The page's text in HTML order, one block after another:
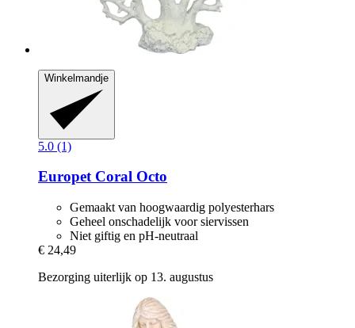
Winkelmandje
5.0 (1)
EuropetCoral Octo
Gemaakt van hoogwaardig polyesterhars
Geheel onschadelijk voor siervissen
Niet giftig en pH-neutraal
€ 24,49
Bezorging uiterlijk op 13. augustus